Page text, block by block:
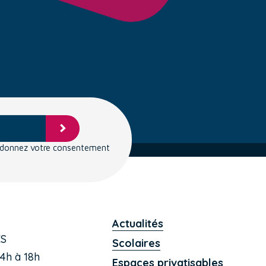
votre consentement
à 18h
Actualités
Scolaires
Espaces privatisables